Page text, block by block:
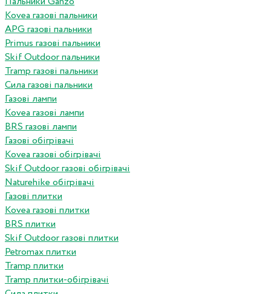
Kovea газові пальники
APG газові пальники
Primus газові пальники
Skif Outdoor пальники
Tramp газові пальники
Сила газові пальники
Газові лампи
Kovea газові лампи
BRS газові лампи
Газові обігрівачі
Kovea газові обігрівачі
Skif Outdoor газові обігрівачі
Naturehike обігрівачі
Газові плитки
Kovea газові плитки
BRS плитки
Skif Outdoor газові плитки
Petromax плитки
Tramp плитки
Tramp плитки-обігрівачі